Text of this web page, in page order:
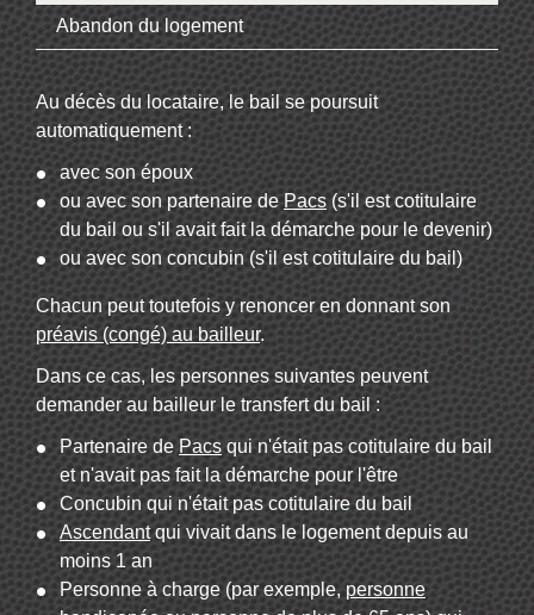
Abandon du logement
Au décès du locataire, le bail se poursuit
automatiquement :
avec son époux
ou avec son partenaire dePacs (s'il est cotitulaire
du bail ou s'il avait fait la démarche pour le devenir)
ou avec son concubin (s'il est cotitulaire du bail)
Chacun peut toutefois y renoncer en donnant son
préavis (congé) au bailleur.
Dans ce cas, les personnes suivantes peuvent
demander au bailleur le transfert du bail :
Partenaire dePacsqui n'était pas cotitulaire du bail
et n'avait pas fait la démarche pour l'être
Concubin qui n'était pas cotitulaire du bail
Ascendantqui vivait dans le logement depuis au
moins 1 an
Personne à charge (par exemple,personne